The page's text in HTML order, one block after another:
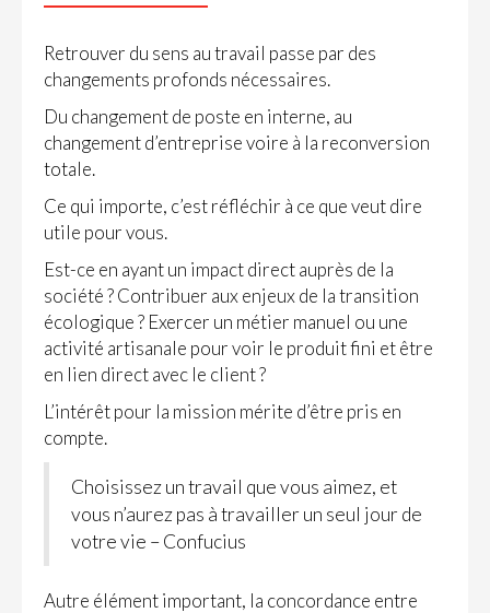
Retrouver du sens au travail passe par des
changements profonds nécessaires.
Du changement de poste en interne, au
changement d’entreprise voire à la reconversion
totale.
Ce qui importe, c’est réfléchir à ce que veut dire
utile pour vous.
Est-ce en ayant un impact direct auprès de la
société ? Contribuer aux enjeux de la transition
écologique ? Exercer un métier manuel ou une
activité artisanale pour voir le produit fini et être
en lien direct avec le client ?
L’intérêt pour la mission mérite d’être pris en
compte.
Choisissez un travail que vous aimez, et
vous n’aurez pas à travailler un seul jour de
votre vie – Confucius
Autre élément important, la concordance entre